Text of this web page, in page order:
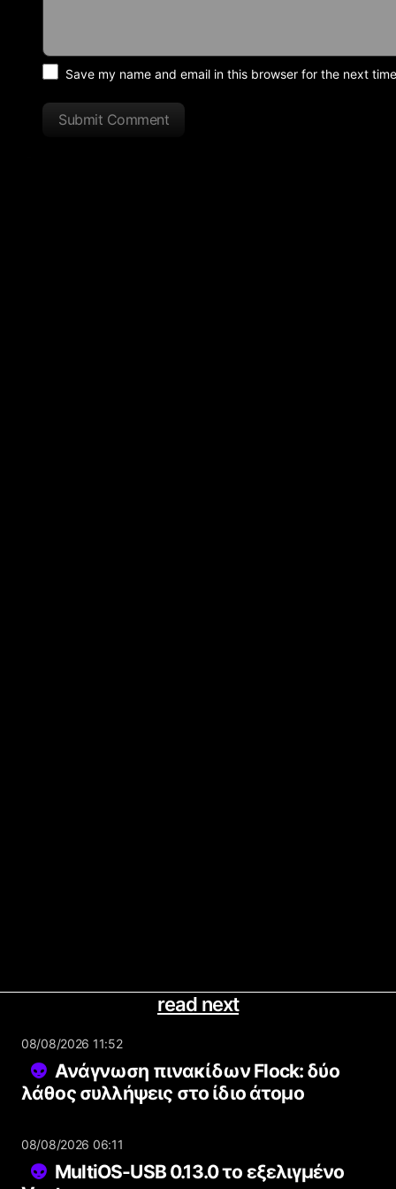
Save my name and email in this browser for the next
Submit Comment
read next
08/08/2026 11:52
Ανάγνωση πινακίδων Flock: δύο
λάθος συλλήψεις στο ίδιο άτομο
08/08/2026 06:11
MultiOS-USB 0.13.0 το εξελιγμένο